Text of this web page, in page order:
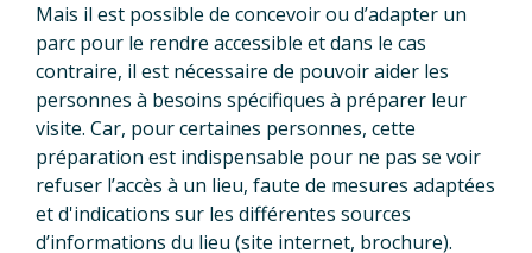
Mais il est possible de concevoir ou d’adapter un
parc pour le rendre accessible et dans le cas
contraire, il est nécessaire de pouvoir aider les
personnes à besoins spécifiques à préparer leur
visite. Car, pour certaines personnes, cette
préparation est indispensable pour ne pas se voir
refuser l’accès à un lieu, faute de mesures adaptées
et d'indications sur les différentes sources
d’informations du lieu (site internet, brochure).